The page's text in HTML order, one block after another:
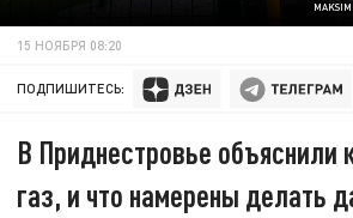
MAKSIM
15 НОЯБРЯ 08:20
ПОДПИШИТЕСЬ:
В Приднестровье объяснили
газ, и что намерены делать